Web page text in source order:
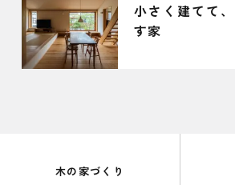
小さく建てて
す家
木の家づくり